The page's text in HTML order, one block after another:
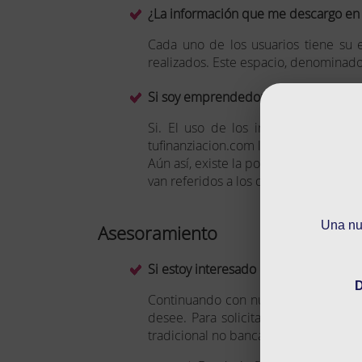
Una
¿La información que me descargo
Cada uno de los usuarios tiene su
realizados. Este espacio,
Si soy emprendedor y no tengo
Si. El uso de los informes no es
tufinanziacion.com los resultados
Aún así, existe la posibilidad de
van referidos a los datos.
Asesoramiento
Si estoy interesado en alguna ayuda
Continuando con nuestro apoyo al
desee. Para solicitar información
tradicional no bancaria, existen